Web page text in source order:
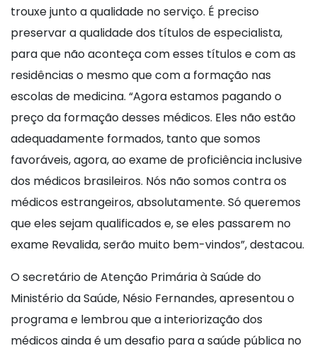
trouxe junto a qualidade no serviço. É preciso
preservar a qualidade dos títulos de especialista,
para que não aconteça com esses títulos e com as
residências o mesmo que com a formação nas
escolas de medicina. “Agora estamos pagando o
preço da formação desses médicos. Eles não estão
adequadamente formados, tanto que somos
favoráveis, agora, ao exame de proficiência inclusive
dos médicos brasileiros. Nós não somos contra os
médicos estrangeiros, absolutamente. Só queremos
que eles sejam qualificados e, se eles passarem no
exame Revalida, serão muito bem-vindos”, destacou.
O secretário de Atenção Primária à Saúde do
Ministério da Saúde, Nésio Fernandes, apresentou o
programa e lembrou que a interiorização dos
médicos ainda é um desafio para a saúde pública no